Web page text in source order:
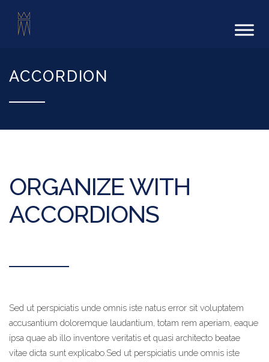
ACCORDION
ORGANIZE WITH
ACCORDIONS
Sed ut perspiciatis unde omnis iste natus error sit voluptatem
accusantium doloremque laudantium, totam rem aperiam, eaque
ipsa quae ab illo inventore veritatis et quasi architecto beatae
vitae dicta sunt explicabo.Sed ut perspiciatis unde omnis iste